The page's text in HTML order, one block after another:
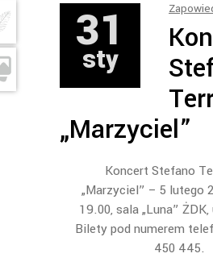
31
sty
„Marzyciel”
Koncert Stefano
„Marzyciel” – 5 lutego
19.00, sala „Luna”
Bilety pod numerem
450 445.